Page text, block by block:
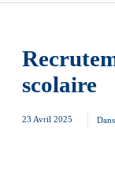
scolaire
23 Avril 2025 Dans